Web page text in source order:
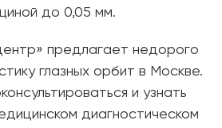
до 0,05 мм.
предлагает недорого
глазных орбит в Москве.
и узнать
диагностическом